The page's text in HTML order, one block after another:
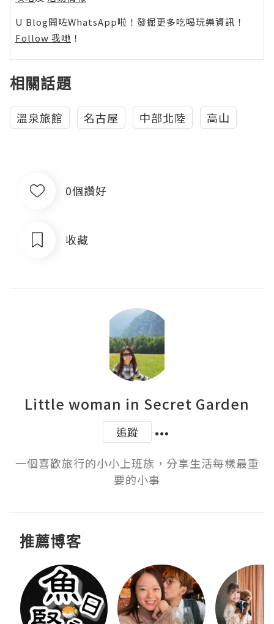
U Blog開咗WhatsApp啦！發掘更多吃喝玩樂資訊！
Follow 我哋 ！
相關話題
溫泉旅館 名古屋 中部北陸 高山
0個讚好
收藏
Little woman in Secret Garden
追蹤
一個喜歡旅行的小小上班族，分享生活每樣最重
要的小事
推薦博客